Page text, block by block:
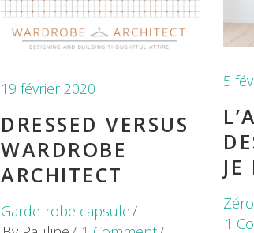
19 février 2020
DRESSED VERSUS
WARDROBE
ARCHITECT
Garde-robe capsule
5
JE
1